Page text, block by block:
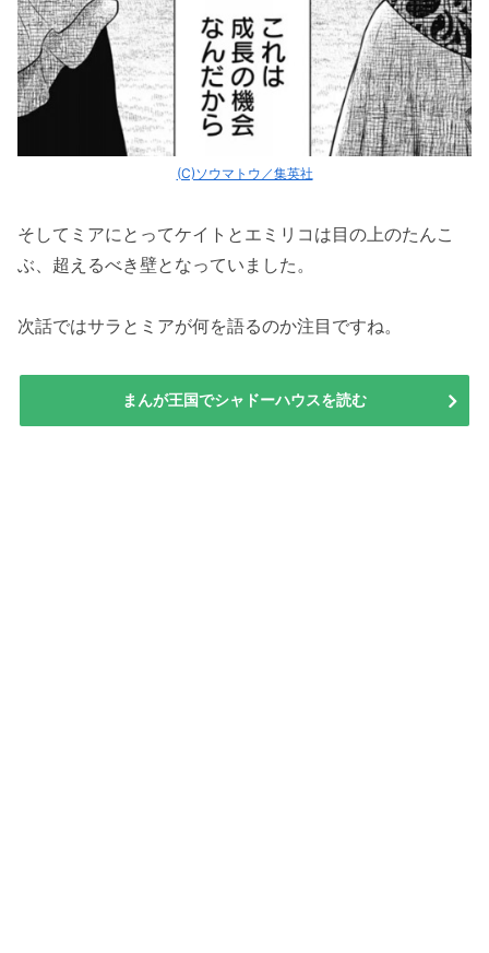
(C)ソウマトウ／集英社
そしてミアにとってケイトとエミリコは目の上のたんこ
ぶ、超えるべき壁となっていました。
次話ではサラとミアが何を語るのか注目ですね。
まんが王国でシャドーハウスを読む